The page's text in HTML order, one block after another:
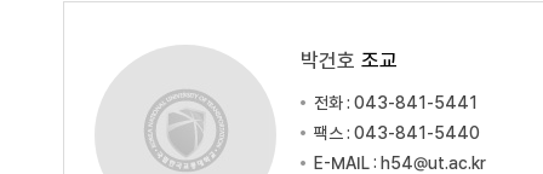
박건호 조교
전화 : 043-841-5441
팩스 : 043-841-5440
E-MAIL : h54@ut.ac.kr